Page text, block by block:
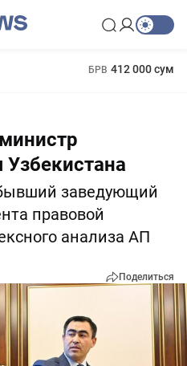
БРВ 412 000 сум
Узбекистана
заведующий
правовой
анализа АП
Поделиться